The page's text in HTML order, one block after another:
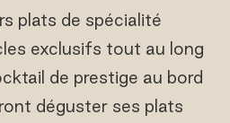
plats de spécialité
exclusifs tout au long
de prestige au bord
déguster ses plats